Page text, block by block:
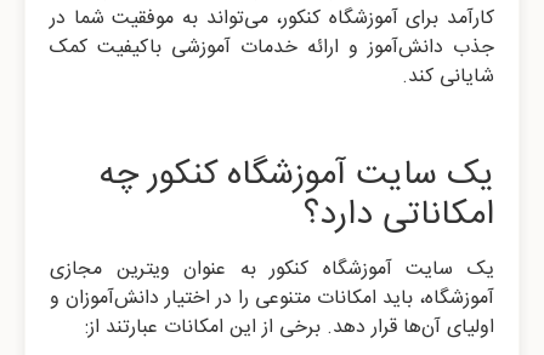
کارآمد برای آموزشگاه کنکور، می‌تواند به موفقیت شما در
جذب دانش‌آموز و ارائه خدمات آموزشی باکیفیت کمک
شایانی کند.
یک سایت آموزشگاه کنکور چه
امکاناتی دارد؟
یک سایت آموزشگاه کنکور به عنوان ویترین مجازی
آموزشگاه، باید امکانات متنوعی را در اختیار دانش‌آموزان و
اولیای آن‌ها قرار دهد. برخی از این امکانات عبارتند از: